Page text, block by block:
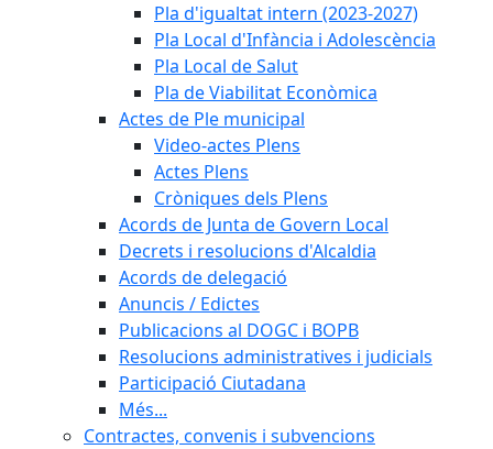
Pla d'igualtat intern (2023-2027)
Pla Local d'Infància i Adolescència
Pla Local de Salut
Pla de Viabilitat Econòmica
Actes de Ple municipal
Video-actes Plens
Actes Plens
Cròniques dels Plens
Acords de Junta de Govern Local
Decrets i resolucions d'Alcaldia
Acords de delegació
Anuncis / Edictes
Publicacions al DOGC i BOPB
Resolucions administratives i judicials
Participació Ciutadana
Més...
Contractes, convenis i subvencions